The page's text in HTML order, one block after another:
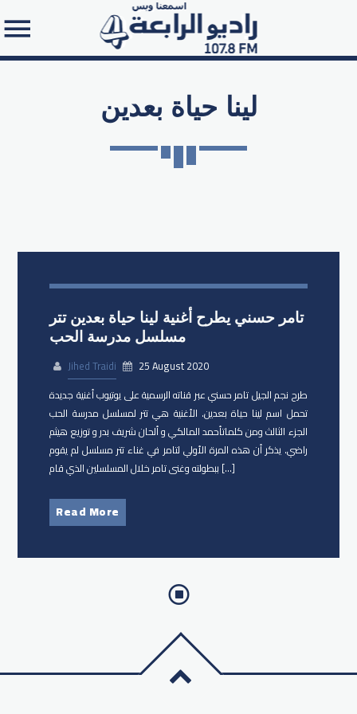
لينا حياة بعدين
تامر حسني يطرح أغنية لينا حياة بعدين تتر
مسلسل مدرسة الحب
Jihed Traidi
25 August 2020
طرح نجم الجيل تامر حسني عبر قناته الرسمية على يوتيوب أغنية جديدة
تحمل اسم لينا حياة بعدين. الأغنية هي تتر لمسلسل مدرسة الحب
الجزء الثالث ومن كلماتأحمد المالكي و ألحان شريف بدر و توزيع هيثم
راضي. يذكر أن هذه المرة الأولي لتامر في غناء تتر مسلسل لم يقوم
ببطولته وغنى تامر خلال المسلسلين الذي قام […]
Read More